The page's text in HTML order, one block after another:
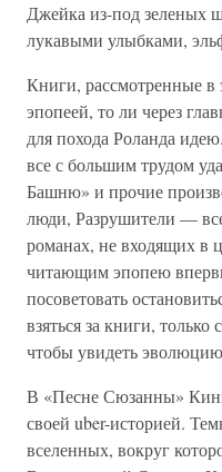
Джейка из-под зеленых
лукавыми улыбками,
Книги, рассмотренные в
эпопеей, то ли через
для похода Роланда
все с большим трудом
Башню» и прочие
люди, Разрушители —
романах, не входящих в
читающим эпопею
посоветовать
взяться за книги,
чтобы увидеть
В «Песне Сюзанны»
своей uber-историей.
вселенных, вокруг